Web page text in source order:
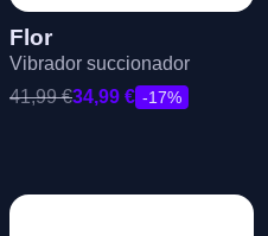
Flor
Vibrador succionador
41,99€34,99 € -17%